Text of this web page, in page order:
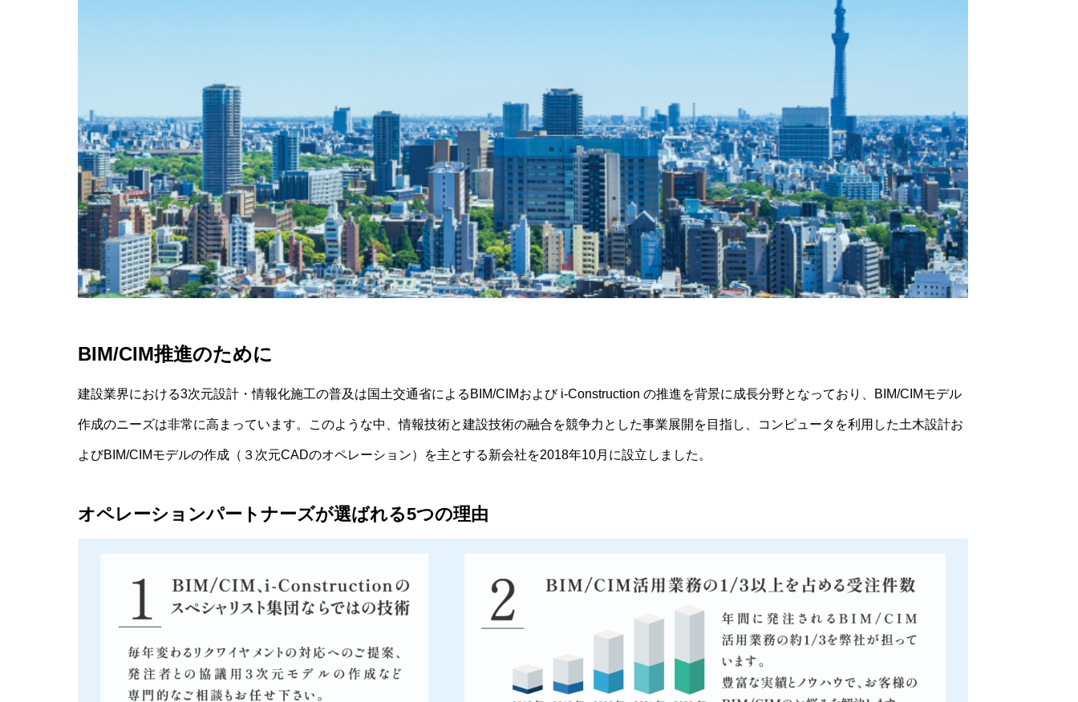
BIM/CIM推進のために
建設業界における3次元設計・情報化施工の普及は国土交通省によるBIM/CIMおよび i-Construction の推進を背景に成長分野となっており、BIM/CIMモデル
作成のニーズは非常に高まっています。このような中、情報技術と建設技術の融合を競争力とした事業展開を目指し、コンピュータを利用した土木設計お
よびBIM/CIMモデルの作成（３次元CADのオペレーション）を主とする新会社を2018年10月に設立しました。
オペレーションパートナーズが選ばれる5つの理由